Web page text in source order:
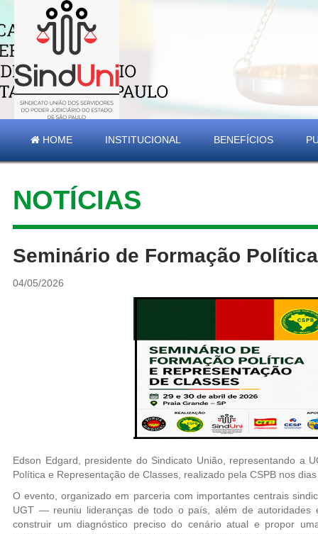
HOME INSTITUCIONAL BENEFÍCIOS
NOTÍCIAS
Seminário de Formação
04/05/2026
Edson Edgard, presidente do Sindicato União, representando a
Política e Representação de Classes, realizado pela CSPB nos
O evento, organizado em parceria com importantes centrais
UGT — reuniu lideranças de todo o país, além de autoridades
construir um diagnóstico preciso do cenário atual e propor